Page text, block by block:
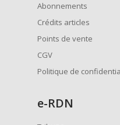
Abonnements
Crédits articles
Points de vente
CGV
Politique de
e-RDN